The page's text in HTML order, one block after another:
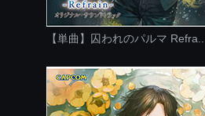
【単曲】囚われのパルマ Refra...